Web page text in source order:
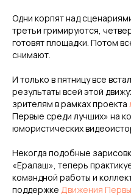
Одни корпят над
третьи гримируются,
готовят площадки. Потом
снимают.
И только в пятницу все
результаты всей этой
зрителям в рамках проекта
Первые среди лучших» на
юмористических
Некогда подобные
«Ералаш», теперь
командной работы и
поддержке Движения